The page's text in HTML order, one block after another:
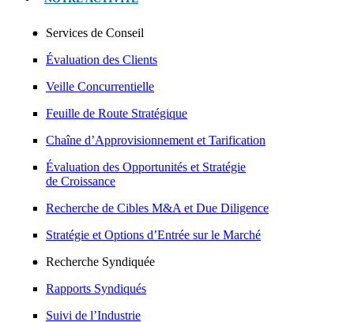
Services de Conseil
Évaluation des Clients
Veille Concurrentielle
Feuille de Route Stratégique
Chaîne d’Approvisionnement et Tarification
Évaluation des Opportunités et Stratégie
de Croissance
Recherche de Cibles M&A et Due Diligence
Stratégie et Options d’Entrée sur le Marché
Recherche Syndiquée
Rapports Syndiqués
Suivi de l’Industrie